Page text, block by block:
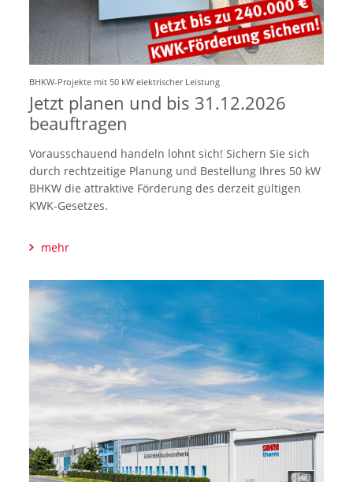
BHKW-Projekte mit 50 kW elektrischer Leistung
Jetzt planen und bis 31.12.2026
beauftragen
Vorausschauend handeln lohnt sich! Sichern Sie sich
durch rechtzeitige Planung und Bestellung Ihres 50 kW
BHKW die attraktive Förderung des derzeit gültigen
KWK-Gesetzes.
mehr